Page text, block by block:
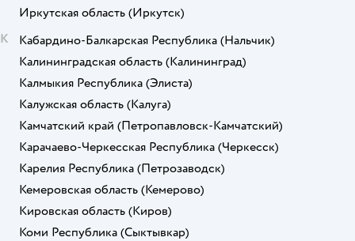
Иркутская область (Иркутск)
К
Кабардино-Балкарская Республика (Нальчик)
Калининградская область (Калининград)
Калмыкия Республика (Элиста)
Калужская область (Калуга)
Камчатский край (Петропавловск-Камчатский)
Карачаево-Черкесская Республика (Черкесск)
Карелия Республика (Петрозаводск)
Кемеровская область (Кемерово)
Кировская область (Киров)
Коми Республика (Сыктывкар)